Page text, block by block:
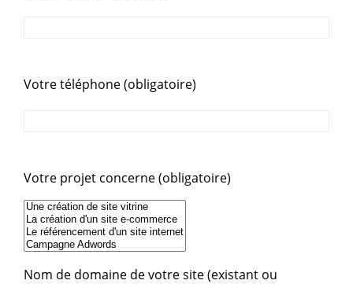
Votre téléphone (obligatoire)
Votre projet concerne (obligatoire)
Nom de domaine de votre site (existant ou